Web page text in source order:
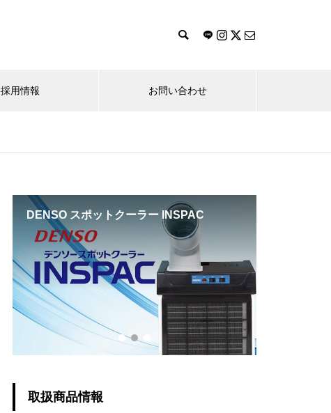
採用情報 お問い合わせ
Banner
DHC-DSシリーズ メモリー保持
用バックアップ電源 MSX バッ
テリーシステムアナライザー D
S7 / DS5 / DS4 / マルチ機能イ
UC25.0
DENSO スポットクーラー INSPAC
取扱商品情報